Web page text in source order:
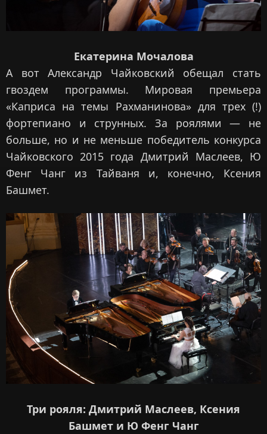
Екатерина Мочалова
А вот Александр Чайковский обещал стать
гвоздем программы. Мировая премьера
«Каприса на темы Рахманинова» для трех (!)
фортепиано и струнных. За роялями — не
больше, но и не меньше победитель конкурса
Чайковского 2015 года Дмитрий Маслеев, Ю
Фенг Чанг из Тайваня и, конечно, Ксения
Башмет.
Три рояля: Дмитрий Маслеев, Ксения
Башмет и Ю Фенг Чанг